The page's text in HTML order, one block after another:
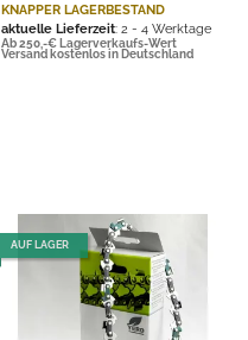
KNAPPER LAGERBESTAND
aktuelle Lieferzeit: 2 - 4 Werktage
Ab 250,-€ Lagerverkaufs-Wert
Versand kostenlos in Deutschland
AUF LAGER